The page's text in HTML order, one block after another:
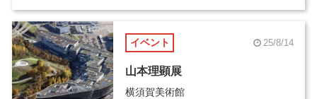
イベント 25/8/14
山本理顕展
横須賀美術館